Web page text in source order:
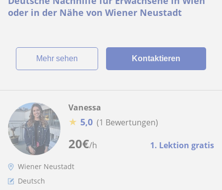
oder in der Nähe von Wiener Neustadt
Mehr sehen Kontaktieren
20€/h 1. Lektion gratis
Vanessa
★ 5,0 (1 Bewertungen)
Wiener Neustadt
Deutsch